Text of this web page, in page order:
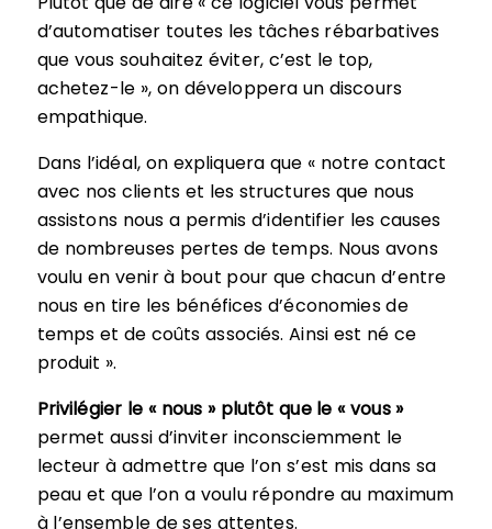
d’automatiser toutes les tâches rébarbatives
que vous souhaitez éviter, c’est le top,
achetez-le », on développera un discours
empathique.
Dans l’idéal, on expliquera que « notre contact
avec nos clients et les structures que nous
assistons nous a permis d’identifier les causes
de nombreuses pertes de temps. Nous avons
voulu en venir à bout pour que chacun d’entre
nous en tire les bénéfices d’économies de
temps et de coûts associés. Ainsi est né ce
produit ».
Privilégier le « nous » plutôt que le « vous »
permet aussi d’inviter inconsciemment le
lecteur à admettre que l’on s’est mis dans sa
peau et que l’on a voulu répondre au maximum
à l’ensemble de ses attentes.